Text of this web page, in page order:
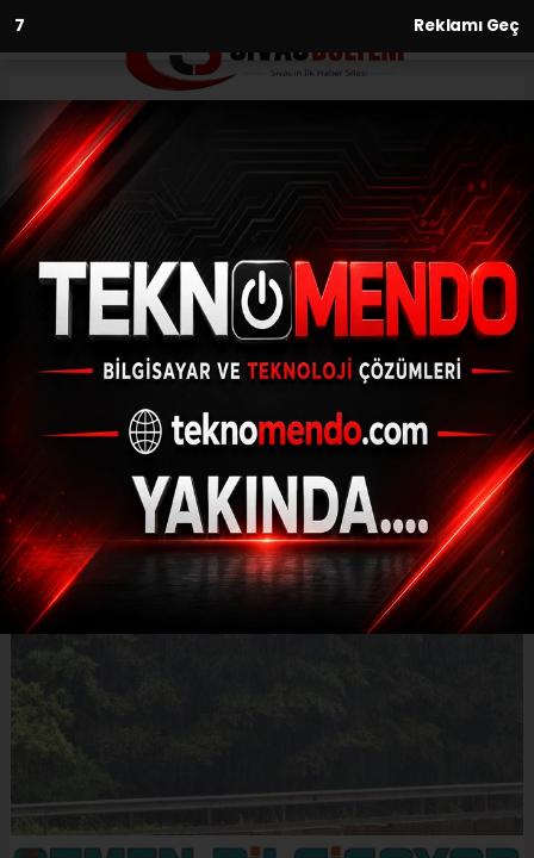
6 Reklamı Geç
Anasayfa Yaşam
Türkiye’de en çok yağışın
düştüğü il Düzce oldu
(İHA) - İhlas Haber Ajansı | 30.06.2023 - 15:02, Güncelleme:
30.06.2023 - 14:34
Türkiye’de en çok yağışın düştüğü il Düzce
oldu
ABONE OL